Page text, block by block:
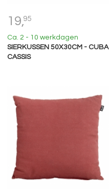
19,95
Ca. 2 - 10 werkdagen
SIERKUSSEN 50X30CM - CUBA
CASSIS